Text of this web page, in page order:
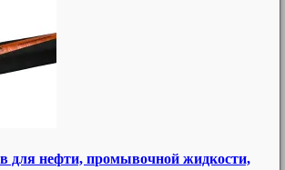
для нефти, промывочной жидкости,